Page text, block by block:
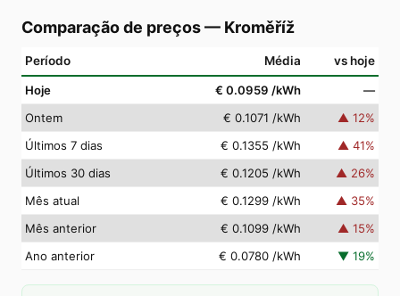
Comparação de preços— Kroměříž
Período Média vs hoje
Hoje € 0.0959 /kWh
—
Ontem
€ 0.1071 /kWh ▲ 12%
Últimos 7 dias
€ 0.1355 /kWh ▲ 41%
Últimos 30 dias
€ 0.1205 /kWh ▲ 26%
Mês atual
€ 0.1299 /kWh ▲ 35%
Mês anterior
€ 0.1099 /kWh ▲ 15%
Ano anterior
€ 0.0780 /kWh ▼ 19%